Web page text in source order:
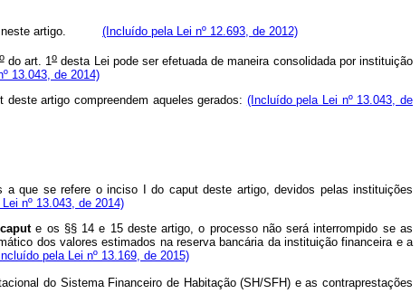
neste artigo. (Incluído pela Lei nº 12.693, de 2012)
do art. 1odesta Lei pode ser efetuada de maneira consolidada por instituição
13.043, de 2014)
deste artigo compreendem aqueles gerados: (Incluído pela Lei nº 13.043, de
a que se refere o inciso I do caputdeste artigo, devidos pelas instituições
nº 13.043, de 2014)
capute os §§ 14 e 15 deste artigo, o processo não será interrompido se as
dos valores estimados na reserva bancária da instituição financeira e a
pela Lei nº 13.169, de 2015)
do Sistema Financeiro de Habitação (SH/SFH) e as contraprestações